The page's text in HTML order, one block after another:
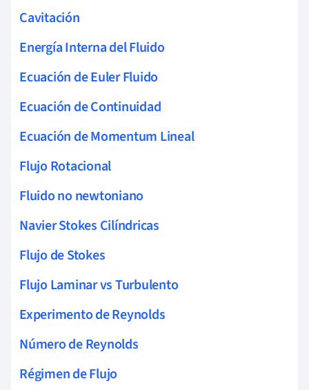
Cavitación
Energía Interna del Fluido
Ecuación de Euler Fluido
Ecuación de Continuidad
Ecuación de Momentum Lineal
Flujo Rotacional
Fluido no newtoniano
Navier Stokes Cilíndricas
Flujo de Stokes
Flujo Laminar vs Turbulento
Experimento de Reynolds
Número de Reynolds
Régimen de Flujo